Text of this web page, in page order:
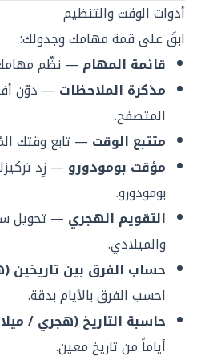
أدوات الوقت والتنظيم
ابقَ على قمة مهامك وجدولك:
قائمة المهام — نظّم مهامك
مذكرة الملاحظات — دوّن
المتصفح.
متتبع الوقت — تابع وقتك
مؤقت بومودورو — زِد
بومودورو.
التقويم الهجري — تحويل
والميلادي.
حساب الفرق بين تاريخين
احسب الفرق بالأيام بدقة.
حاسبة التاريخ (هجري /
أياماً من تاريخ معين.